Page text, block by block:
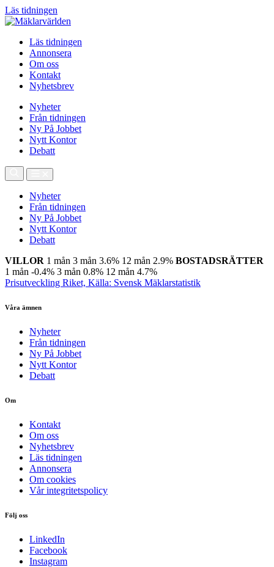
Läs tidningen
Läs tidningen
Annonsera
Om oss
Kontakt
Nyhetsbrev
Nyheter
Från tidningen
Ny På Jobbet
Nytt Kontor
Debatt
Nyheter
Från tidningen
Ny På Jobbet
Nytt Kontor
Debatt
VILLOR 1 mån 3 mån 3.6% 12 mån 2.9% BOSTADSRÄTTER
1 mån -0.4% 3 mån 0.8% 12 mån 4.7%
Prisutveckling Riket, Källa: Svensk Mäklarstatistik
Våra ämnen
Nyheter
Från tidningen
Ny På Jobbet
Nytt Kontor
Debatt
Om
Kontakt
Om oss
Nyhetsbrev
Läs tidningen
Annonsera
Om cookies
Vår integritetspolicy
Följ oss
LinkedIn
Facebook
Instagram